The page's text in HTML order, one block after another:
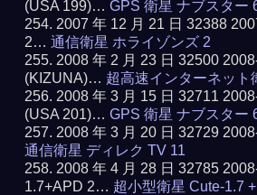
(USA 199)…GPS 衛星 ナブスター
2007 年 12 月 21 日 32388
2…通信衛星 ホライゾンズ 2
2008 年 2 月 23 日 32500
(KIZUNA)… 超高速インターネット
2008 年 3 月 15 日 32711
(USA 201)…GPS 衛星 ナブスター
2008 年 3 月 20 日 32729
通信衛星 ディレク TV 11
2008 年 4 月 28 日 32785
1.7+APD 2… 超小型衛星 Cute-1.7